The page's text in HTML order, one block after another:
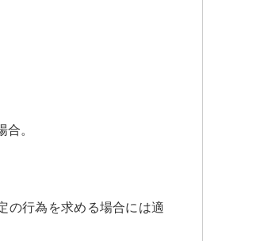
。
の行為を求める場合には適